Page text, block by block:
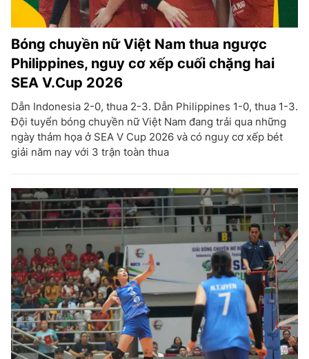
Bóng chuyền nữ Việt Nam thua ngược
Philippines, nguy cơ xếp cuối chặng hai
SEA V.Cup 2026
Dẫn Indonesia 2-0, thua 2-3. Dẫn Philippines 1-0, thua 1-3.
Đội tuyển bóng chuyền nữ Việt Nam đang trải qua những
ngày thảm họa ở SEA V Cup 2026 và có nguy cơ xếp bét
giải năm nay với 3 trận toàn thua